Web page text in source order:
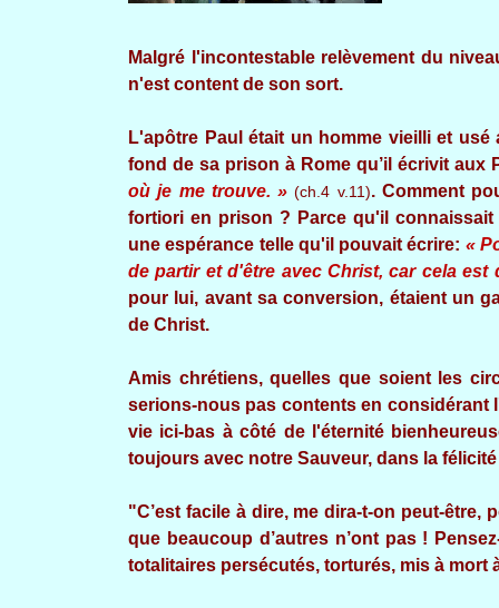
Malgré l'incontestable relèvement du
n'est content de son sort.
L'apôtre Paul était un homme vieilli et
fond de sa prison à Rome qu’il écrivit aux
où je me trouve. » (ch.4 v.11). Comment
fortiori en prison ? Parce qu'il
une espérance telle qu'il pouvait écrire: «
de partir et d'être avec Christ, car cela est
pour lui, avant sa conversion, étaient un
de Christ.
Amis chrétiens, quelles que soient les
serions-nous pas contents en considérant
vie ici-bas à côté de l'éternité
toujours avec notre Sauveur, dans la
"C’est facile à dire, me dira-t-on peut-
que beaucoup d’autres n’ont pas !
totalitaires persécutés, torturés, mis à mort